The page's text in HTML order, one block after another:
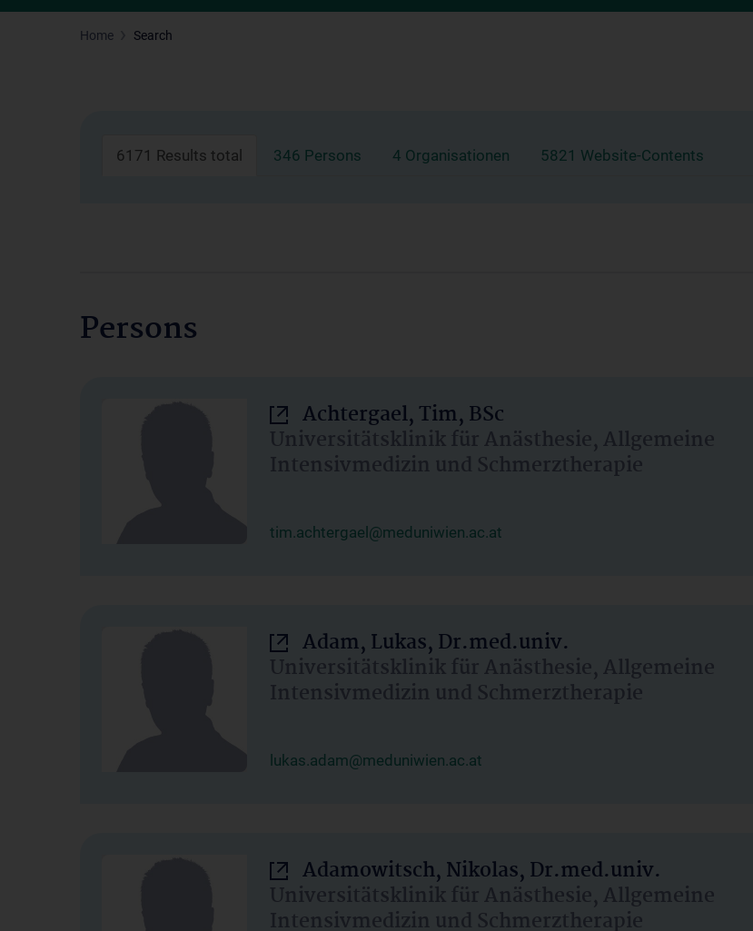
Home Search
6171 Results total 346 Persons 4 Organisationen 5821 Website-Contents
Persons
Achtergael, Tim, BSc
Universitätsklinik für Anästhesie, Allgemeine
Intensivmedizin und Schmerztherapie
tim.achtergael@meduniwien.ac.at
Adam, Lukas, Dr.med.univ.
Universitätsklinik für Anästhesie, Allgemeine
Intensivmedizin und Schmerztherapie
lukas.adam@meduniwien.ac.at
Adamowitsch, Nikolas, Dr.med.univ.
Universitätsklinik für Anästhesie, Allgemeine
Intensivmedizin und Schmerztherapie